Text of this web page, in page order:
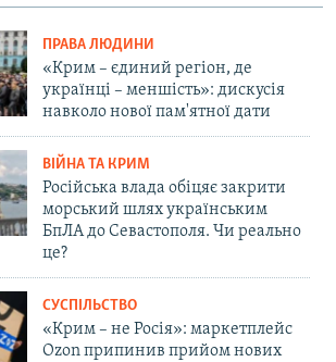
ПРАВА ЛЮДИНИ
«Крим – єдиний регіон, де
українці – меншість»: дискусія
навколо нової пам'ятної дати
ВІЙНА ТА КРИМ
Російська влада обіцяє закрити
морський шлях українським
БпЛА до Севастополя. Чи реально
це?
СУСПІЛЬСТВО
«Крим – не Росія»: маркетплейс
Ozon припинив прийом нових